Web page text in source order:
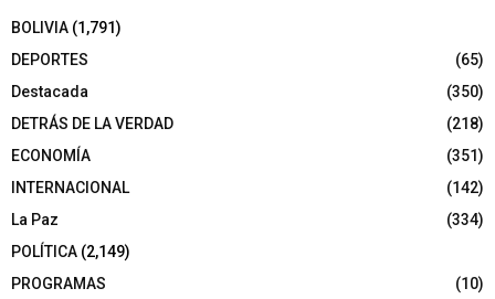
BOLIVIA (1,791)
DEPORTES
(65)
Destacada
(350)
DETRÁS DE LA VERDAD
(218)
ECONOMÍA
(351)
INTERNACIONAL
(142)
La Paz
(334)
POLÍTICA (2,149)
PROGRAMAS
(10)